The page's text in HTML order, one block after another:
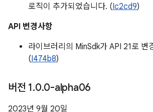
로직이 추가되었습니다. (Ic2cd9)
API 변경사항
라이브러리의 MinSdk가 API 21로 변
(I474b8)
버전 1.0.0-alpha06
2023년 9월 20일